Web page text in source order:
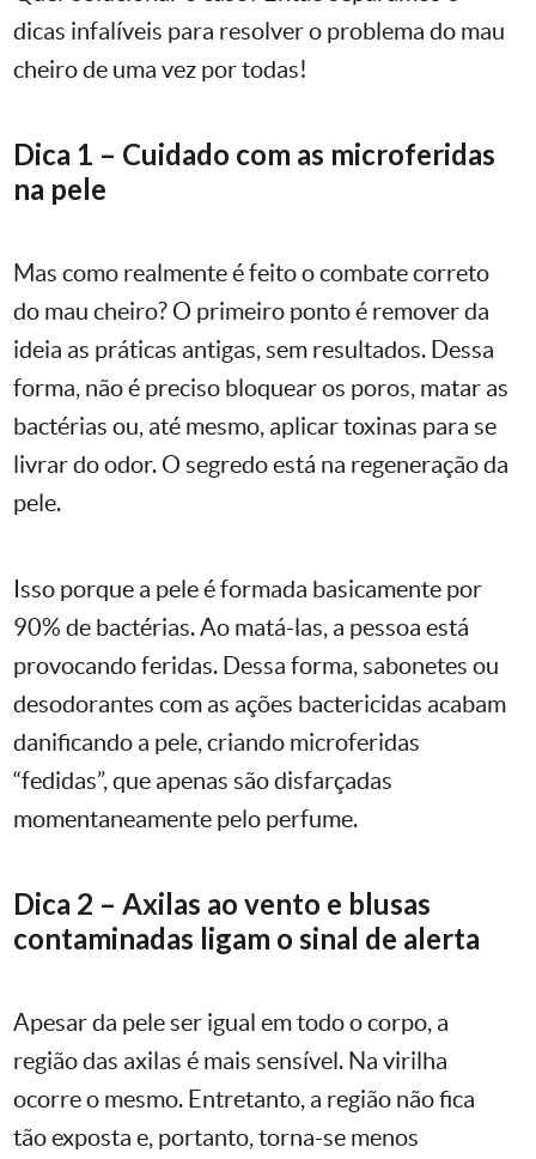
dicas infalíveis para resolver o problema do mau
cheiro de uma vez por todas!
Dica 1 – Cuidado com as microferidas
na pele
Mas como realmente é feito o combate correto
do mau cheiro? O primeiro ponto é remover da
ideia as práticas antigas, sem resultados. Dessa
forma, não é preciso bloquear os poros, matar as
bactérias ou, até mesmo, aplicar toxinas para se
livrar do odor. O segredo está na regeneração da
pele.
Isso porque a pele é formada basicamente por
90% de bactérias. Ao matá-las, a pessoa está
provocando feridas. Dessa forma, sabonetes ou
desodorantes com as ações bactericidas acabam
danificando a pele, criando microferidas
“fedidas”, que apenas são disfarçadas
momentaneamente pelo perfume.
Dica 2 – Axilas ao vento e blusas
contaminadas ligam o sinal de alerta
Apesar da pele ser igual em todo o corpo, a
região das axilas é mais sensível. Na virilha
ocorre o mesmo. Entretanto, a região não fica
tão exposta e, portanto, torna-se menos